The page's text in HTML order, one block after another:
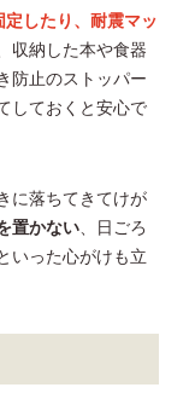
したり、耐震マッ
収納した本や食器
防止のストッパー
しておくと安心で
に落ちてきてけが
置かない 、日ごろ
いった心がけも立